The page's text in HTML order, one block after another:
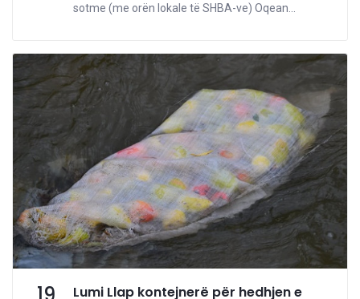
sotme (me orën lokale të SHBA-ve) Oqean...
Lumi Llap kontejnerë për hedhjen e